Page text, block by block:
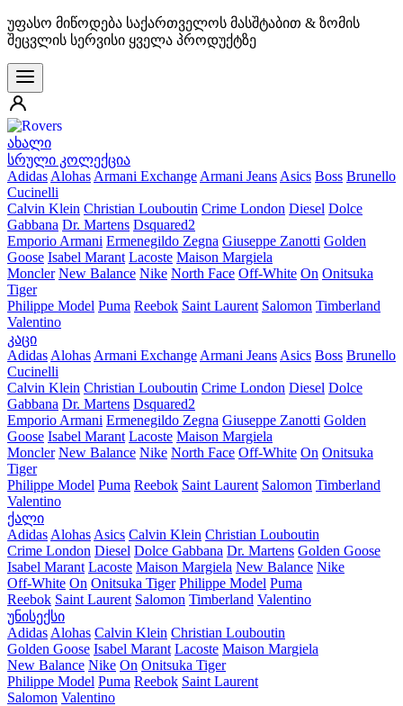
უფასო მიწოდება საქართველოს მასშტაბით & ზომის
შეცვლის სერვისი ყველა პროდუქტზე
ახალი
სრული კოლექცია
Adidas Alohas Armani Exchange Armani Jeans Asics Boss Brunello
Cucinelli
Calvin Klein Christian Louboutin Crime London Diesel Dolce
Gabbana Dr. Martens Dsquared2
Emporio Armani Ermenegildo Zegna Giuseppe Zanotti Golden
Goose Isabel Marant Lacoste Maison Margiela
Moncler New Balance Nike North Face Off-White On Onitsuka
Tiger
Philippe Model Puma Reebok Saint Laurent Salomon Timberland
Valentino
კაცი
Adidas Alohas Armani Exchange Armani Jeans Asics Boss Brunello
Cucinelli
Calvin Klein Christian Louboutin Crime London Diesel Dolce
Gabbana Dr. Martens Dsquared2
Emporio Armani Ermenegildo Zegna Giuseppe Zanotti Golden
Goose Isabel Marant Lacoste Maison Margiela
Moncler New Balance Nike North Face Off-White On Onitsuka
Tiger
Philippe Model Puma Reebok Saint Laurent Salomon Timberland
Valentino
ქალი
Adidas Alohas Asics Calvin Klein Christian Louboutin
Crime London Diesel Dolce Gabbana Dr. Martens Golden Goose
Isabel Marant Lacoste Maison Margiela New Balance Nike
Off-White On Onitsuka Tiger Philippe Model Puma
Reebok Saint Laurent Salomon Timberland Valentino
უნისექსი
Adidas Alohas Calvin Klein Christian Louboutin
Golden Goose Isabel Marant Lacoste Maison Margiela
New Balance Nike On Onitsuka Tiger
Philippe Model Puma Reebok Saint Laurent
Salomon Valentino